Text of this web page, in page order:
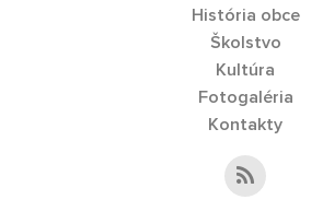
História obce
Školstvo
Kultúra
Fotogaléria
Kontakty